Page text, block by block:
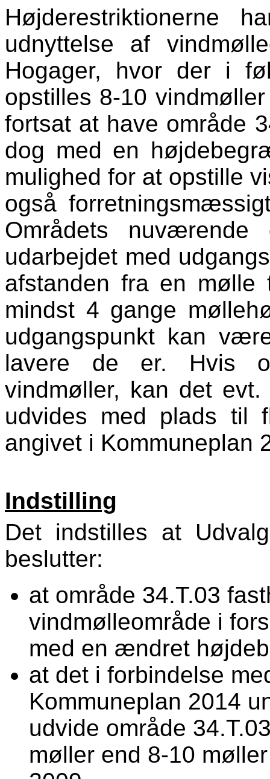
Højderestriktionerne
udnyttelse af
Hogager, hvor der i
opstilles 8-10
fortsat at have område
dog med en
mulighed for at opstille
også
Områdets nuværende
udarbejdet med
afstanden fra en
mindst 4 gange
udgangspunkt kan
lavere de er. Hvis
vindmøller, kan det
udvides med plads til
angivet i Kommuneplan
Indstilling
Det indstilles at
beslutter:
at område 34.T.03
vindmølleområde i
med en ændret
at det i forbindelse
Kommuneplan 2014
udvide område
møller end 8-10